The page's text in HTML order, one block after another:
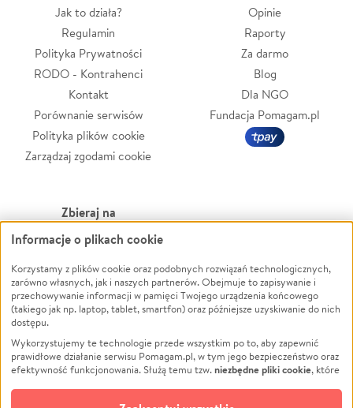
Jak to działa?
Regulamin
Polityka Prywatności
RODO - Kontrahenci
Kontakt
Porównanie serwisów
Polityka plików cookie
Zarządzaj zgodami cookie
Opinie
Raporty
Za darmo
Blog
Dla NGO
Fundacja Pomagam.pl
Zbieraj na
Leczenie
Zwierzęta
Pożar
Ukraina
Pomoc Finansowa
Projekty
Pogrzeb
Powódź
Wichura
NGO
Edukacja
Podróż
Impreza
Informacje o plikach cookie
Korzystamy z plików cookie oraz podobnych rozwiązań technologicznych,
zarówno własnych, jak i naszych partnerów. Obejmuje to zapisywanie i
przechowywanie informacji w pamięci Twojego urządzenia końcowego
(takiego jak np. laptop, tablet, smartfon) oraz późniejsze uzyskiwanie do nich
dostępu.
Wykorzystujemy te technologie przede wszystkim po to, aby zapewnić
prawidłowe działanie serwisu Pomagam.pl, w tym jego bezpieczeństwo oraz
efektywność funkcjonowania. Służą temu tzw.niezbędne pliki cookie, które
opcjonalnych plików cookie